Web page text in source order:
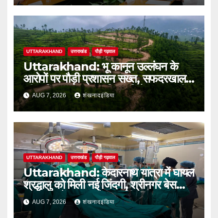
UTTARAKHAND उत्तराखंड पौड़ी गढ़वाल
Uttarakhand: भू कानून उल्लंघन के
आरोपों पर पौड़ी प्रशासन सख्त, सफदरखाल
की कथित अवैध टाउनशिप परियोजना पर डीएम
ने लगाई रोक
AUG 7, 2026 शंखनादइंडिया
UTTARAKHAND उत्तराखंड पौड़ी गढ़वाल
Uttarakhand: केदारनाथ यात्रा में घायल
श्रद्धालु को मिली नई जिंदगी, श्रीनगर बेस
अस्पताल में सफल ब्रेन सर्जरी
AUG 7, 2026 शंखनादइंडिया